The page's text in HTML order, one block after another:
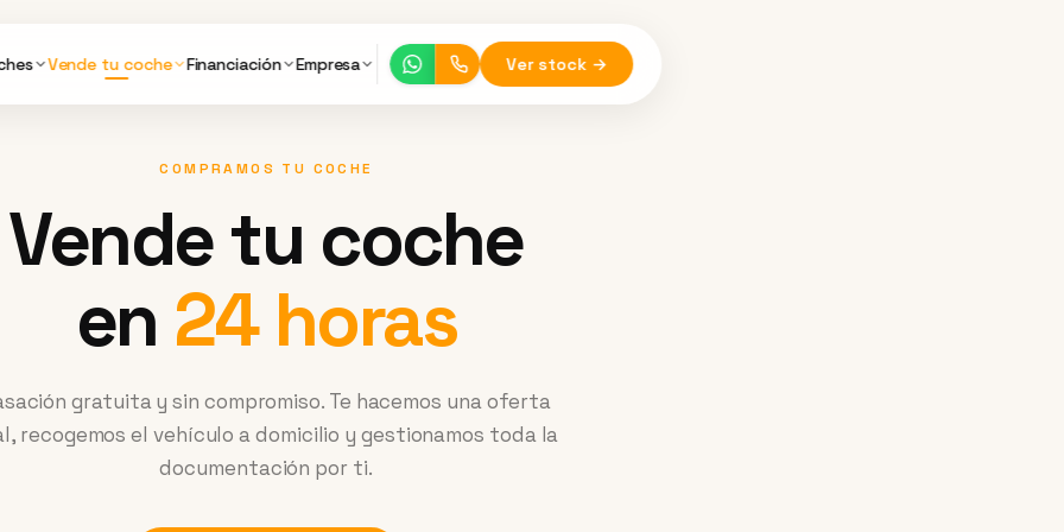
Vende tu coche Financiación Empresa Ver stock →
COMPRAMOS TU COCHE
Vende tu coche
en 24 horas
gratuita y sin compromiso. Te hacemos una oferta
recogemos el vehículo a domicilio y gestionamos toda la
documentación por ti.